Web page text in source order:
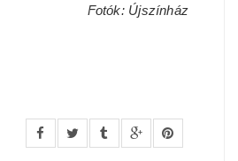
Fotók: Újszínház